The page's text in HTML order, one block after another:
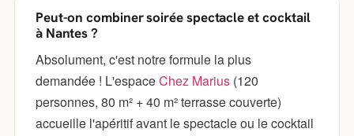
Peut-on combiner soirée spectacle et cocktail
à Nantes ?
Absolument, c'est notre formule la plus
demandée ! L'espaceChez Marius(120
personnes, 80 m² + 40 m² terrasse couverte)
accueille l'apéritif avant le spectacle ou le cocktail